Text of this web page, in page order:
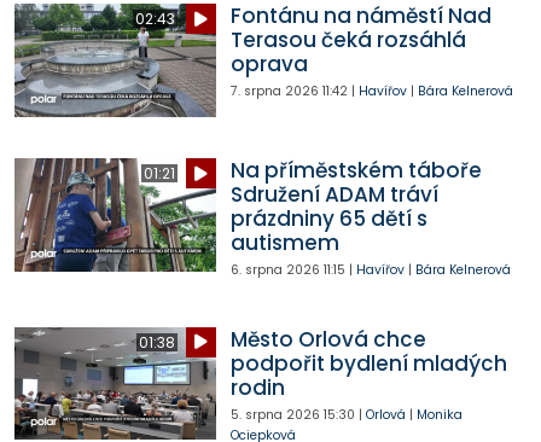
02:43
Fontánu na náměstí Nad
Terasou čeká rozsáhlá
oprava
7. srpna 2026 11:42| Havířov| Bára Kelnerová
01:21
Na příměstském táboře
Sdružení ADAM tráví
prázdniny 65 dětí s
autismem
6. srpna 2026 11:15 | Havířov| Bára Kelnerová
01:38
Město Orlová chce
podpořit bydlení mladých
rodin
5. srpna 2026 15:30 | Orlová | Monika
Ociepková